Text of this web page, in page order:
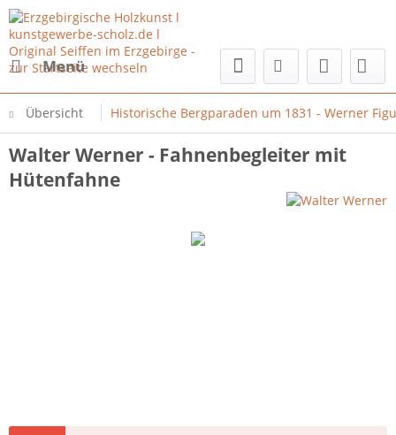
Menü
Übersicht Historische Bergparaden um 1831 - Werner
Walter Werner - Fahnenbegleiter mit
Hütenfahne